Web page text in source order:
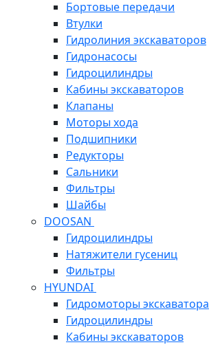
Бортовые передачи
Втулки
Гидролиния экскаваторов
Гидронасосы
Гидроцилиндры
Кабины экскаваторов
Клапаны
Моторы хода
Подшипники
Редукторы
Сальники
Фильтры
Шайбы
DOOSAN
Гидроцилиндры
Натяжители гусениц
Фильтры
HYUNDAI
Гидромоторы экскаватора
Гидроцилиндры
Кабины экскаваторов